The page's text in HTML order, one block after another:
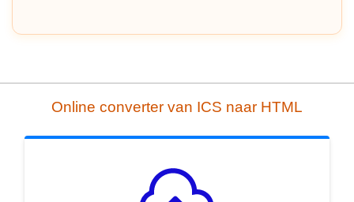
Online converter van ICS naar HTML